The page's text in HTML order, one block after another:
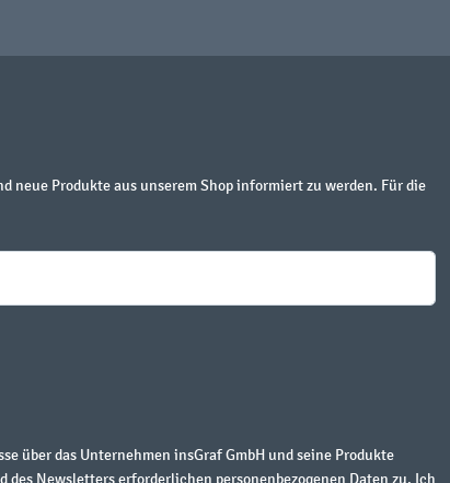
Produkte aus unserem Shop informiert zu werden. Für die
über das Unternehmen insGraf GmbH und seine Produkte
Newsletters erforderlichen personenbezogenen Daten zu. Ich